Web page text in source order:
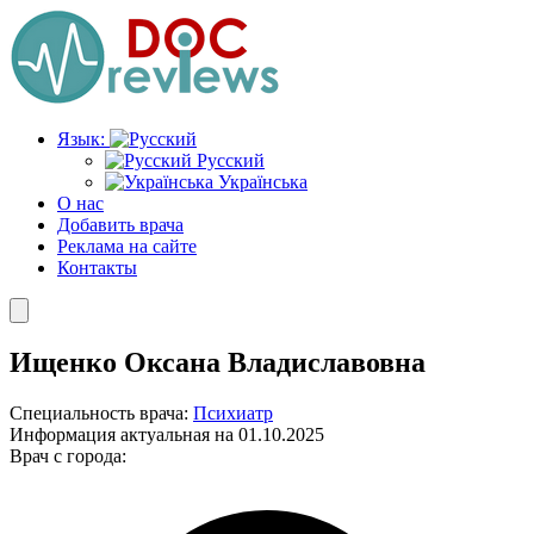
Перейти
к
содержимому
Язык:
Русский
Українська
О нас
Добавить врача
Реклама на сайте
Контакты
Ищенко Оксана Владиславовна
Специальность врача: Психиатр
Информация актуальная на 01.10.2025
Врач с города: